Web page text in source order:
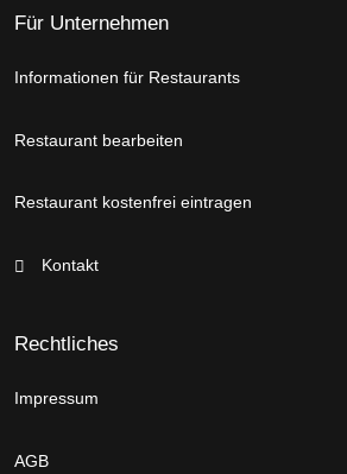
Für Unternehmen
Informationen für Restaurants
Restaurant bearbeiten
Restaurant kostenfrei eintragen
Kontakt
Rechtliches
Impressum
AGB